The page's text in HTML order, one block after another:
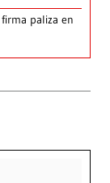
paliza en